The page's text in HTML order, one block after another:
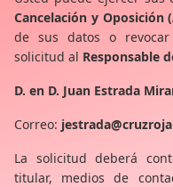
Cancelación y Oposición
de sus datos o
solicitud al Responsable
D. en D. Juan Estrada
Correo:
La solicitud deberá
titular, medios de